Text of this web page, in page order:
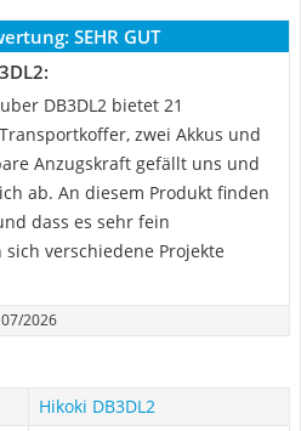
SEHR GUT
DB3DL2 bietet 21
zwei Akkus und
Anzugskraft gefällt uns und
ab. An diesem Produkt finden
dass es sehr fein
verschiedene Projekte
07/2026
Hikoki DB3DL2